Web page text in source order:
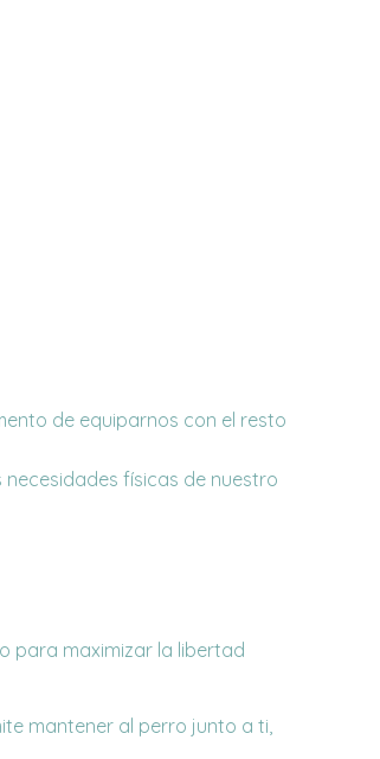
de equiparnos con el resto
físicas de nuestro
para maximizar la libertad
mantener al perro junto a ti,